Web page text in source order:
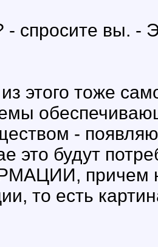
- спросите вы. -
этого тоже
-
это будут
причем
то есть